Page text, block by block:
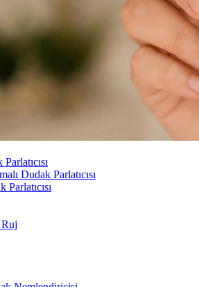
Dudak Parlatıcısı
Parlatıcısı